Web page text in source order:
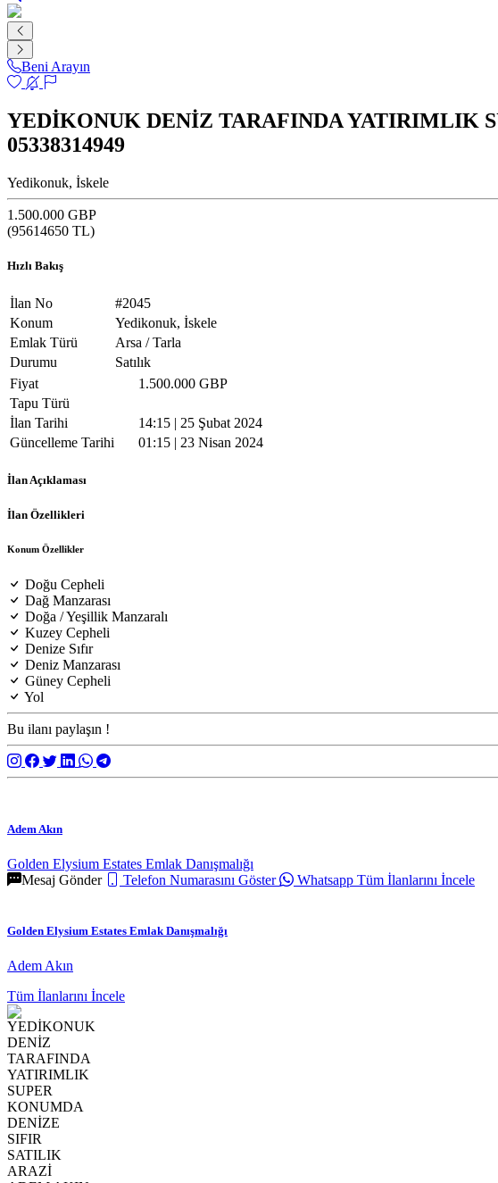
Beni Arayın
YEDİKONUK DENİZ TARAFINDA YATIRIMLIK
05338314949
Yedikonuk, İskele
1.500.000 GBP
(95614650 TL)
Hızlı Bakış
İlan No
#2045
Konum
Yedikonuk, İskele
Emlak Türü
Arsa / Tarla
Durumu
Satılık
Fiyat
1.500.000 GBP
Tapu Türü
İlan Tarihi
14:15 | 25 Şubat 2024
Güncelleme Tarihi
01:15 | 23 Nisan 2024
İlan Açıklaması
İlan Özellikleri
Konum Özellikler
Doğu Cepheli
Dağ Manzarası
Doğa / Yeşillik Manzaralı
Kuzey Cepheli
Denize Sıfır
Deniz Manzarası
Güney Cepheli
Yol
Bu ilanı paylaşın !
Adem Akın
Golden Elysium Estates Emlak Danışmalığı
Mesaj Gönder
Telefon Numarasını Göster Whatsapp Tüm İlanlarını İncele
Golden Elysium Estates Emlak Danışmalığı
Adem Akın
Tüm İlanlarını İncele